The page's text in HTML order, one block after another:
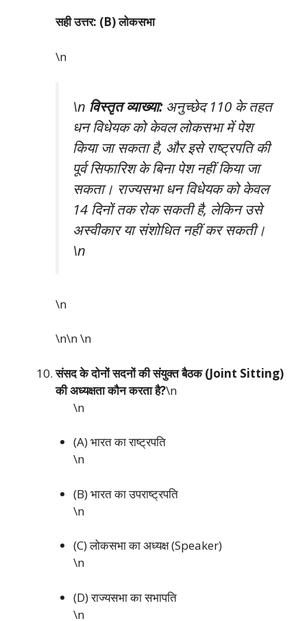
सही उत्तर: (B) लोकसभा
\n
\n विस्तृत व्याख्या:अनुच्छेद 110 के तहत
धन विधेयक को केवल लोकसभा में पेश
किया जा सकता है, और इसे राष्ट्रपति की
पूर्व सिफारिश के बिना पेश नहीं किया जा
सकता। राज्यसभा धन विधेयक को केवल
14 दिनों तक रोक सकती है, लेकिन उसे
अस्वीकार या संशोधित नहीं कर सकती।
\n
\n
\n\n\n
संसद के दोनों सदनों की संयुक्त बैठक (Joint Sitting)
की अध्यक्षता कौन करता है?\n
\n
(A) भारत का राष्ट्रपति
\n
(B) भारत का उपराष्ट्रपति
\n
(C) लोकसभा का अध्यक्ष (Speaker)
\n
(D) राज्यसभा का सभापति
\n